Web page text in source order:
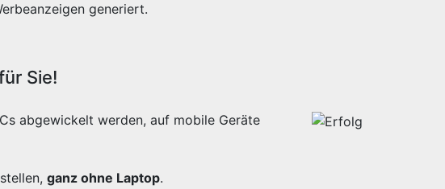
generiert.
Sie!
abgewickelt werden, auf mobile Geräte
ganz ohne Laptop.